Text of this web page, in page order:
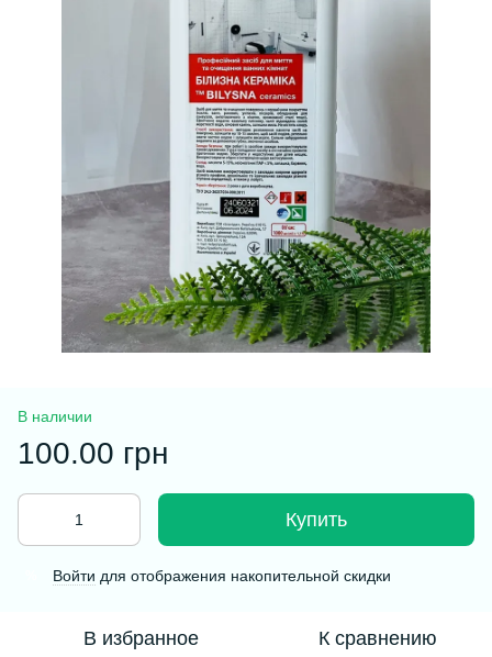
В наличии
100.00 грн
Купить
Войти для отображения накопительной скидки
В избранное К сравнению